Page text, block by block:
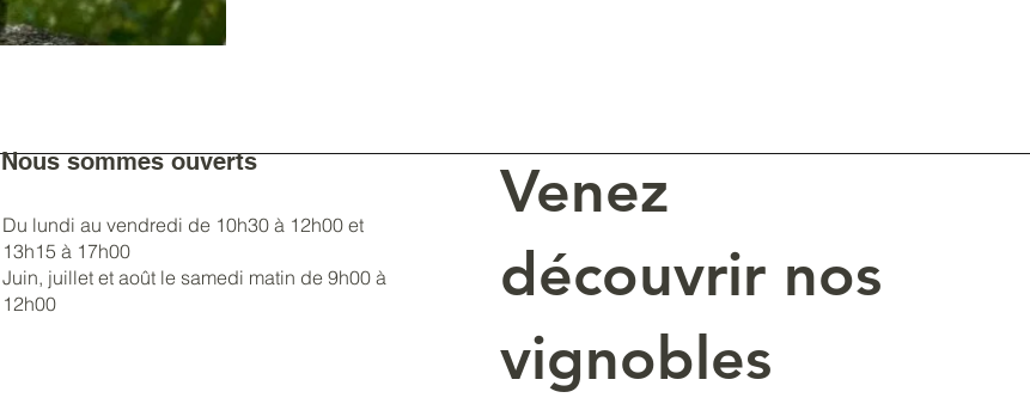
Venez
découvrir nos
vignobles
Nous sommes ouverts
Du lundi au vendredi de 10h30 à 12h00 et
13h15 à 17h00
Juin, juillet et août le samedi matin de 9h00 à
12h00